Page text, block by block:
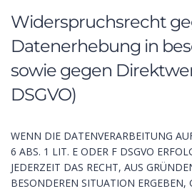
Widerspruchsrecht
Datenerhebung in
sowie gegen
DSGVO)
WENN DIE DATENVERARBEITUNG
6 ABS. 1 LIT. E ODER F DSGVO
JEDERZEIT DAS RECHT, AUS
BESONDEREN SITUATION ERGEBEN,